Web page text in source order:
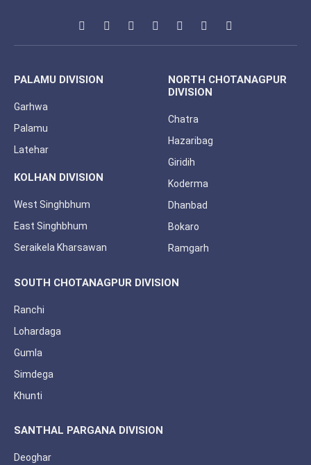
Facebook
X
(Twitter)
PinterestVimeoWhatsApp
TikTokInstagram
PALAMU DIVISION
Garhwa
Palamu
Latehar
KOLHAN DIVISION
West Singhbhum
East Singhbhum
Seraikela Kharsawan
NORTH CHOTANAGPUR
DIVISION
Chatra
Hazaribag
Giridih
Koderma
Dhanbad
Bokaro
Ramgarh
SOUTH CHOTANAGPUR DIVISION
Ranchi
Lohardaga
Gumla
Simdega
Khunti
SANTHAL PARGANA DIVISION
Deoghar